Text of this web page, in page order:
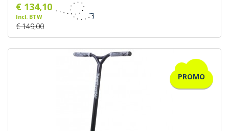
€ 134,10
Incl. BTW
€ 149,00
PROMO